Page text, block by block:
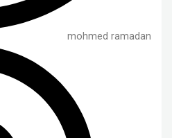
mohmed ramadan